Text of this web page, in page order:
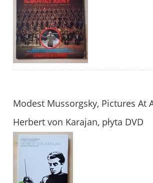
Modest Mussorgsky, Pictures At
Herbert von Karajan, płyta DVD